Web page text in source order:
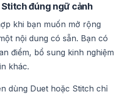
đúng ngữ cảnh
khi bạn muốn mở rộng
nội dung có sẵn. Bạn có
điểm, bổ sung kinh nghiệm
khác.
dùng Duet hoặc Stitch chỉ